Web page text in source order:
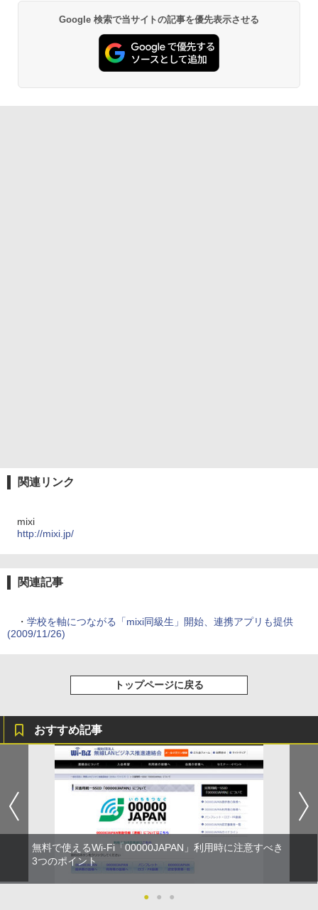
Google 検索で当サイトの記事を優先表示させる
関連リンク
mixi
http://mixi.jp/
関連記事
・ 学校を軸につながる「mixi同級生」開始、連携アプリも提供
(2009/11/26)
トップページに戻る
おすすめ記事
無料で使えるWi-Fi「00000JAPAN」利用時に注意すべき
3つのポイント
● ● ●